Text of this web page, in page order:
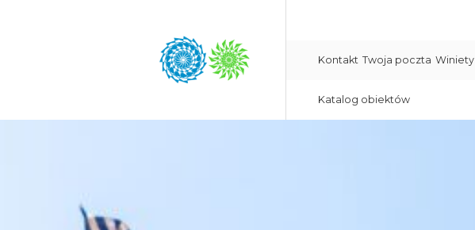
Kontakt Twoja poczta Winiety
Katalog obiektów